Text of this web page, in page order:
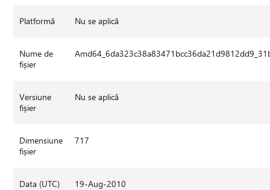
Platformă Nu se aplică
Nume de
fișier
Versiune
fișier
Nu se aplică
Dimensiune
fișier
717
Data (UTC) 19-Aug-2010